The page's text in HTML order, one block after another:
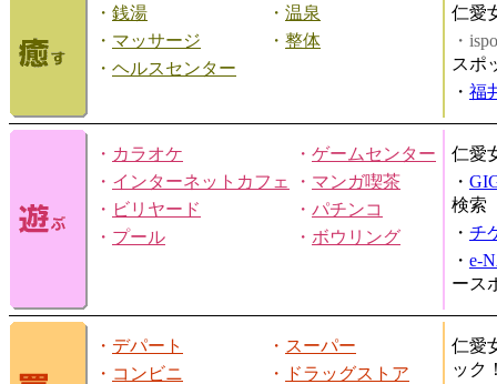
・ 銭湯 ・ 温泉
・ マッサージ ・ 整体
・ ヘルスセンター
仁愛
・
スポ
・ 福
・ カラオケ ・ ゲームセンター
・ インターネットカフェ ・ マンガ喫茶
・ ビリヤード ・ パチンコ
・ プール ・ ボウリング
仁愛
・
検索
・ チ
・ e-
ース
・ デパート ・ スーパー
・ コンビニ ・
ドラッグストア
仁愛
ック